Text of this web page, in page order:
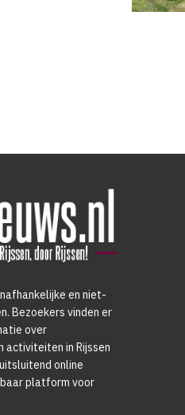
en niet-
Bezoekers vinden er
over
activiteiten in Rijssen
online
platform voor